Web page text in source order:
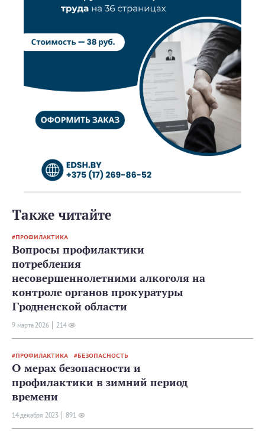
Также читайте
ПРОФИЛАКТИКА
Вопросы профилактики
потребления
несовершеннолетними алкоголя на
контроле органов прокуратуры
Гродненской области
9 мартa 2026 214
ПРОФИЛАКТИКА БЕЗОПАСНОСТЬ
О мерах безопасности и
профилактики в зимний период
времени
14 декабря 2023 891